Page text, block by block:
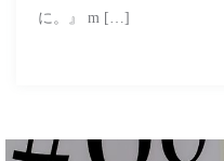
に。』 m […]